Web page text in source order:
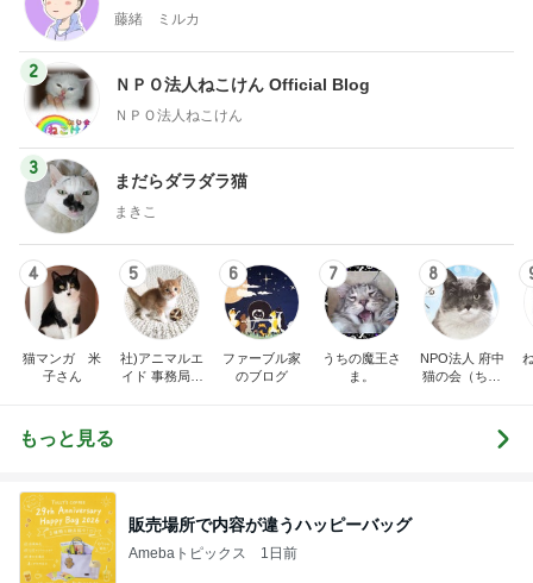
藤緒 ミルカ
2
ＮＰＯ法人ねこけん Official Blog
ＮＰＯ法人ねこけん
3
まだらダラダラ猫
まきこ
4
猫マンガ 米
子さん
5
社)アニマルエ
イド 事務局＆
6
ファーブル家
のブログ
7
うちの魔王さ
ま。
8
NPO法人 府中
猫の会（ちゅ
もっと見る
販売場所で内容が違うハッピーバッグ
Amebaトピックス 1日前